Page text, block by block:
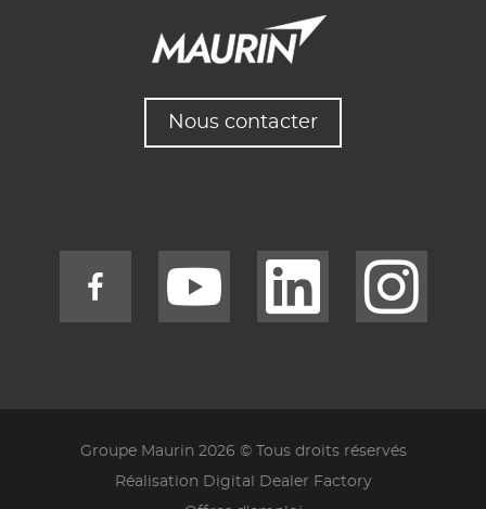
Nous contacter
Groupe Maurin 2026 © Tous droits réservés
Réalisation Digital Dealer Factory